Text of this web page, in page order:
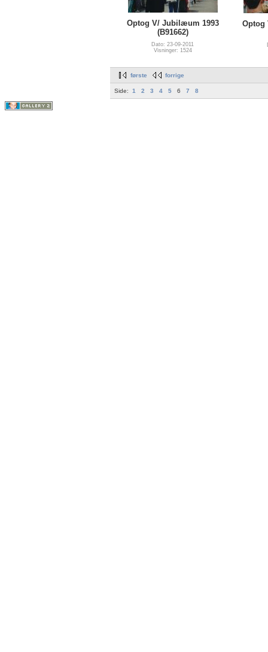
Optog V/ Jubilæum 1993
(B91662)
Dato: 23-09-2011
Visninger: 1524
Optog
første forrige
Side: 1 2 3 4 5 6 7 8